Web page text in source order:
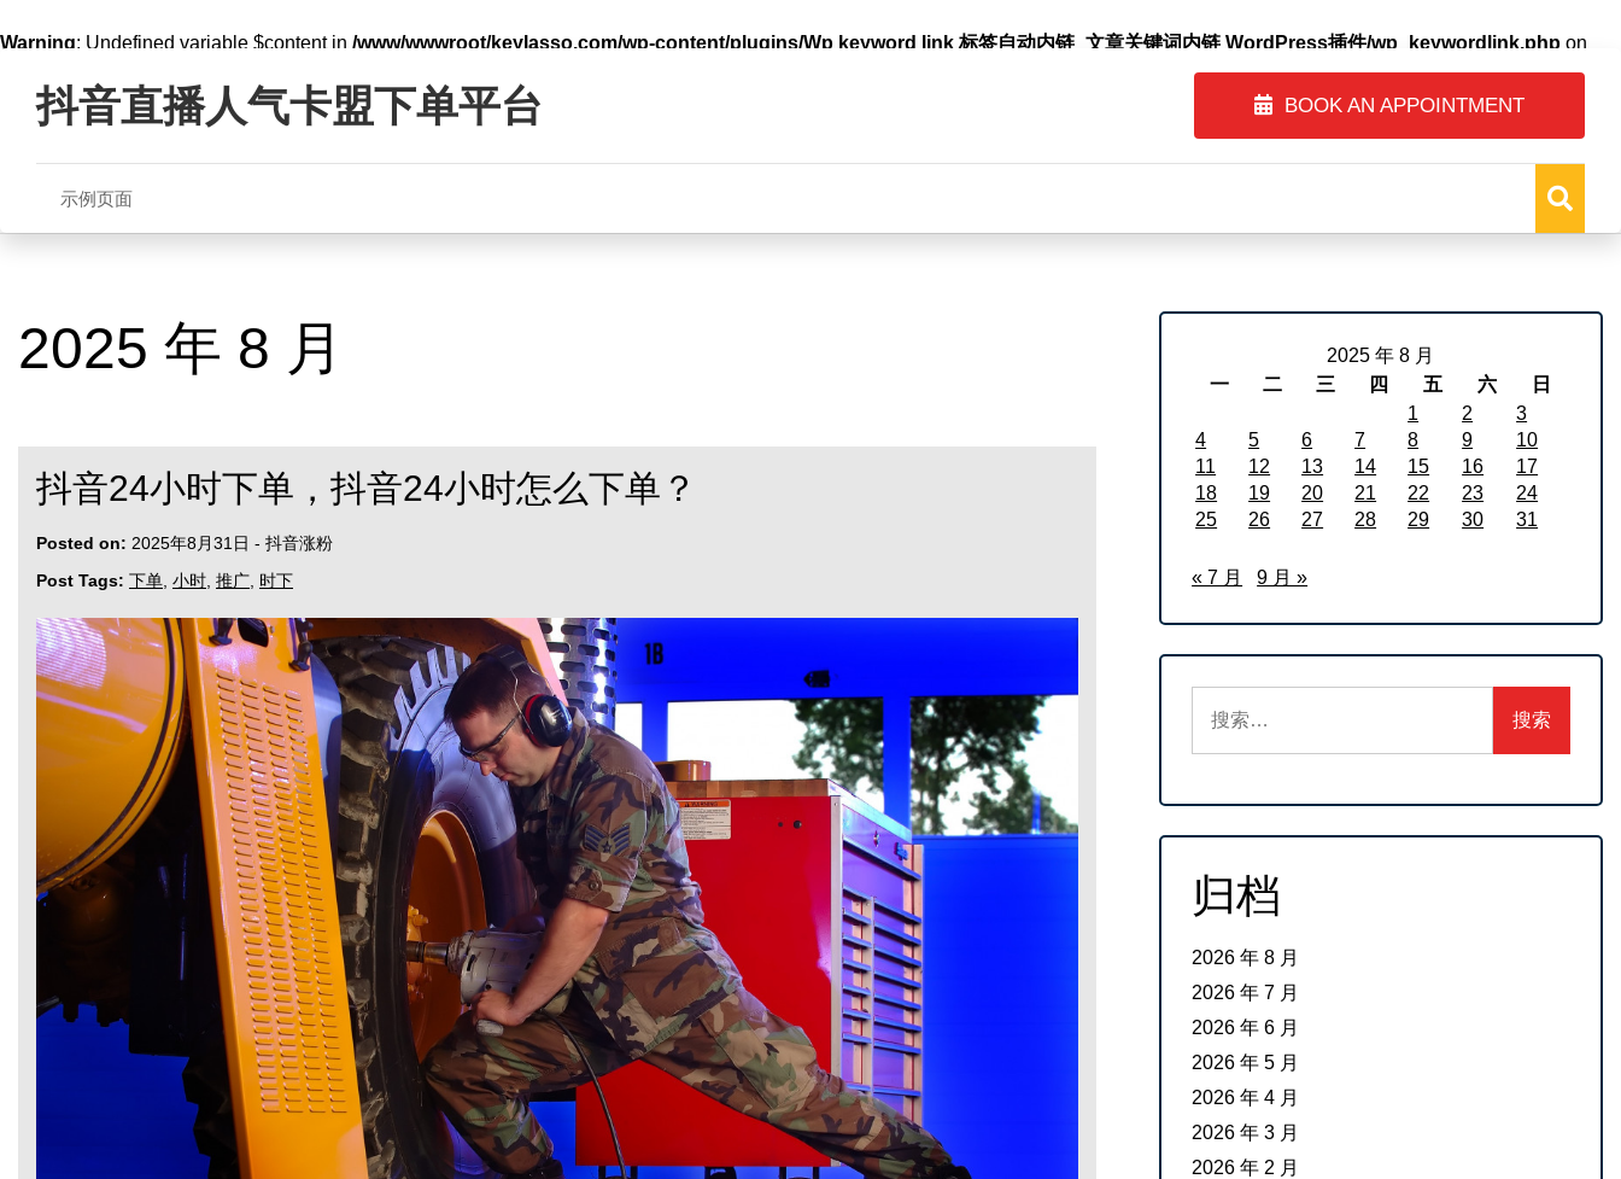
Warning: Undefined variable $content in /www/wwwroot/keylasso.com/wp-content/plugins/Wp keyword link 标签自动内链_文章关键词内链 WordPress插件/wp_keywordlink.php on
content抖音直播人气卡盟下单平台 BOOK AN APPOINTMENT
示例页面
2025 年 8 月
抖音24小时下单，抖音24小时怎么下单？
Posted on: 2025年8月31日 - 抖音涨粉
Post Tags: 下单 小时 推广 时下
2025 年 8 月
一
二 三 四 五 六
日
1
2
3
4
5 6 7 8 9
10
11
12 13 14 15 16
17
18
19 20 21 22 23
24
25
26 27 28 29 30 31
« 7 月 9 月 »
索：
归档
2026 年 8 月
2026 年 7 月
2026 年 6 月
2026 年 5 月
2026 年 4 月
2026 年 3 月
2026 年 2 月